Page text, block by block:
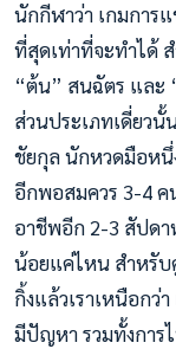
นักกีฬาว่า เกมการ
ที่สุดเท่าที่จะทำได้
“ต้น” สนฉัตร และ
ส่วนประเภทเดี่ยวนั้
ชัยกุล นักหวดมือหนึ่
อีกพอสมควร 3-4 ค
อาชีพอีก 2-3 สัปดา
น้อยแค่ไหน สำหรับ
กิ้งแล้วเราเหนือกว่
มีปัญหา รวมทั้งการ